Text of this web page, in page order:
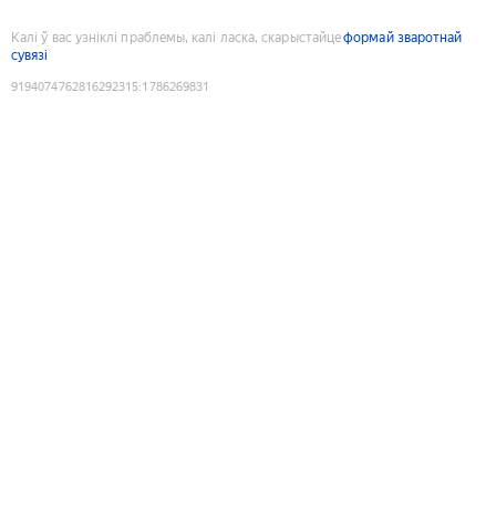
Калі ў вас узніклі праблемы, калі ласка, скарыстайцеформай зваротнай
сувязі
9194074762816292315:1786269831